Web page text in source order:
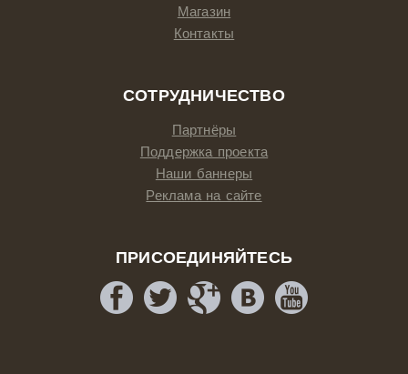
Магазин
Контакты
СОТРУДНИЧЕСТВО
Партнёры
Поддержка проекта
Наши баннеры
Реклама на сайте
ПРИСОЕДИНЯЙТЕСЬ